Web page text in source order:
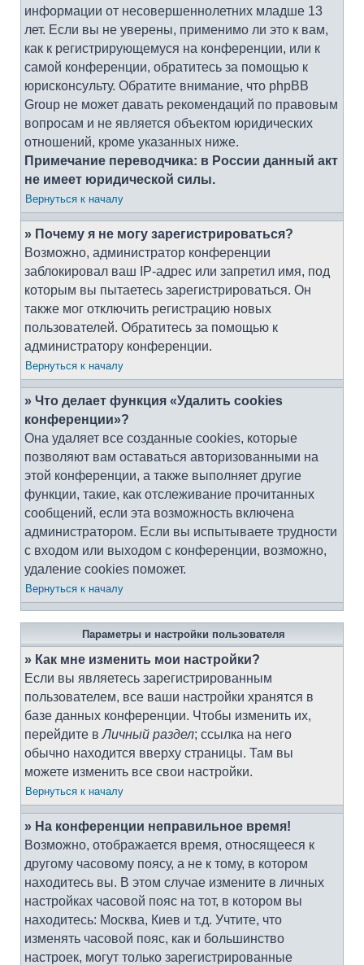
информации от несовершеннолетних младше 13
лет. Если вы не уверены, применимо ли это к вам,
как к регистрирующемуся на конференции, или к
самой конференции, обратитесь за помощью к
юрисконсульту. Обратите внимание, что phpBB
Group не может давать рекомендаций по правовым
вопросам и не является объектом юридических
отношений, кроме указанных ниже.
Примечание переводчика: в России данный акт
не имеет юридической силы.
Вернуться к началу
» Почему я не могу зарегистрироваться?
Возможно, администратор конференции
заблокировал ваш IP-адрес или запретил имя, под
которым вы пытаетесь зарегистрироваться. Он
также мог отключить регистрацию новых
пользователей. Обратитесь за помощью к
администратору конференции.
Вернуться к началу
» Что делает функция «Удалить cookies
конференции»?
Она удаляет все созданные cookies, которые
позволяют вам оставаться авторизованными на
этой конференции, а также выполняет другие
функции, такие, как отслеживание прочитанных
сообщений, если эта возможность включена
администратором. Если вы испытываете трудности
с входом или выходом с конференции, возможно,
удаление cookies поможет.
Вернуться к началу
Параметры и настройки пользователя
» Как мне изменить мои настройки?
Если вы являетесь зарегистрированным
пользователем, все ваши настройки хранятся в
базе данных конференции. Чтобы изменить их,
перейдите вЛичный раздел; ссылка на него
обычно находится вверху страницы. Там вы
можете изменить все свои настройки.
Вернуться к началу
» На конференции неправильное время!
Возможно, отображается время, относящееся к
другому часовому поясу, а не к тому, в котором
находитесь вы. В этом случае измените в личных
настройках часовой пояс на тот, в котором вы
находитесь: Москва, Киев и т.д. Учтите, что
изменять часовой пояс, как и большинство
настроек, могут только зарегистрированные